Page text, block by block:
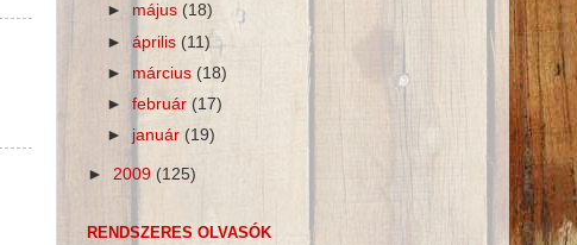
► május(18)
►április (11)
► március(18)
►február (17)
► január (19)
► 2009 (125)
RENDSZERES OLVASÓK